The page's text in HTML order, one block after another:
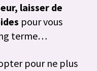
laisser de
pour vous
terme…
pour ne plus